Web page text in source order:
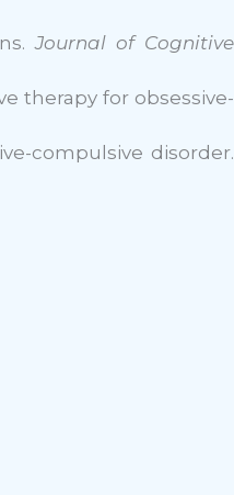
Journal of Cognitive
therapy for obsessive-
compulsive disorder.